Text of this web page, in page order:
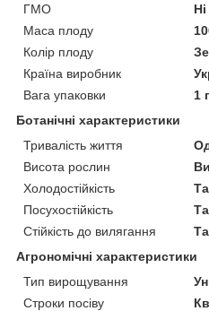
ГМО
Ні
Маса плоду
Колір плоду
Країна виробник
Вага упаковки
1 г
Ботанічні характеристики
Тривалість життя
Висота рослин
Холодостійкість
Посухостійкість
Стійкість до вилягання
Агрономічні характеристики
Тип вирощування
Строки посіву